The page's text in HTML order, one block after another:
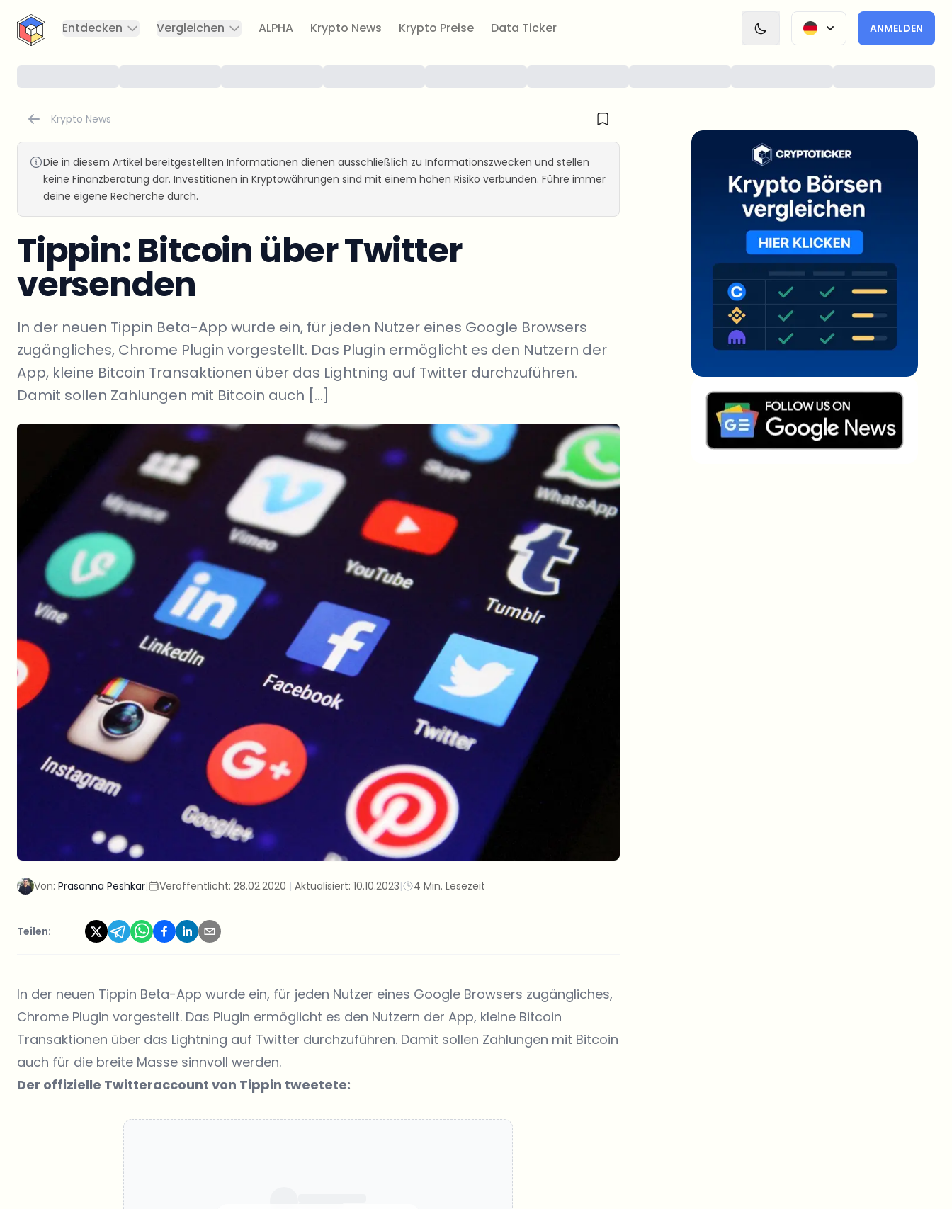
CryptoTicker
Entdecken
Vergleichen ALPHA Krypto News Krypto Preise Data Ticker ANMELDEN
Krypto News
Die in diesem Artikel bereitgestellten Informationen dienen ausschließlich zu Informationszwecken und stellen
keine Finanzberatung dar. Investitionen in Kryptowährungen sind mit einem hohen Risiko verbunden. Führe immer
deine eigene Recherche durch.
Tippin: Bitcoin über Twitter
versenden
In der neuen Tippin Beta-App wurde ein, für jeden Nutzer eines Google Browsers
zugängliches, Chrome Plugin vorgestellt. Das Plugin ermöglicht es den Nutzern der
App, kleine Bitcoin Transaktionen über das Lightning auf Twitter durchzuführen.
Damit sollen Zahlungen mit Bitcoin auch […]
Von: Prasanna Peshkar| Veröffentlicht: 28.02.2020 | Aktualisiert: 10.10.2023| 4 Min. Lesezeit
Teilen:
In der neuen Tippin Beta-App wurde ein, für jeden Nutzer eines Google Browsers zugängliches,
Chrome Plugin vorgestellt. Das Plugin ermöglicht es den Nutzern der App, kleine Bitcoin
Transaktionen über das Lightning auf Twitter durchzuführen. Damit sollen Zahlungen mit Bitcoin
auch für die breite Masse sinnvoll werden.
Der offizielle Twitteraccount von Tippin tweetete: